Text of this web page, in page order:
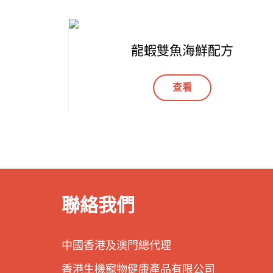
龍蝦雙魚海鮮配方
查看
聯絡我們
中國香港及澳門總代理
香港生機寵物健康產品有限公司